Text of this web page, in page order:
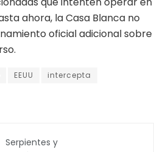
ahora, la Casa Blanca no
oficial adicional sobre
EEUU
intercepta